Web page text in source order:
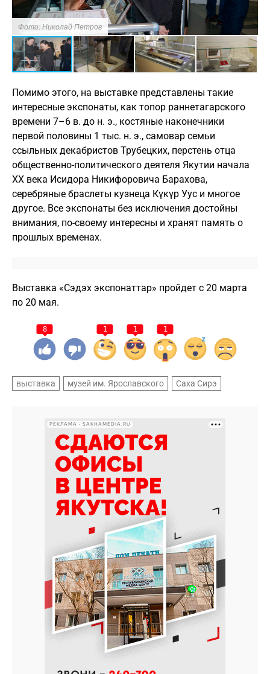
Фото: Николай Петров
Помимо этого, на выставке представлены такие
интересные экспонаты, как топор раннетагарского
времени 7–6 в. до н. э., костяные наконечники
первой половины 1 тыс. н. э., самовар семьи
ссыльных декабристов Трубецких, перстень отца
общественно-политического деятеля Якутии начала
XX века Исидора Никифоровича Барахова,
серебряные браслеты кузнеца Күкүр Уус и многое
другое. Все экспонаты без исключения достойны
внимания, по-своему интересны и хранят память о
прошлых временах.
Выставка «Сэдэх экспонаттар» пройдет с 20 марта
по 20 мая.
8 1 1 1
выставка музей им. Ярославского Саха Сирэ
РЕКЛАМА • SAKHAMEDIA.RU